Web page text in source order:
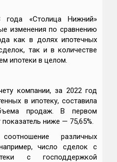
«Столица Нижний»
изменения по сравнению
как в долях ипотечных
так и в количестве
ипотеки в целом.
компании, за 2022 год
в ипотеку, составила
продаж. В первом
показатель ниже — 75,65%.
различных
число сделок с
с господдержкой